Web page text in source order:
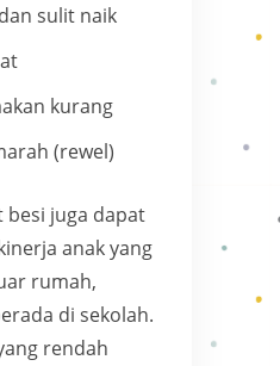
sulit naik
kurang
(rewel)
besi juga dapat
anak yang
rumah,
di sekolah.
rendah